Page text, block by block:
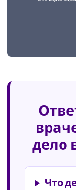
дело
Что